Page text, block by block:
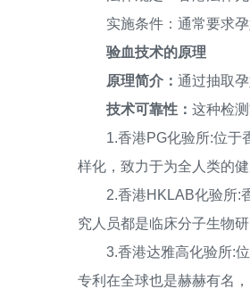
实施条件：通常要求孕
验血技术的原理
原理简介： 通过抽取
技术可靠性： 这种检
1.香港PG化验所:位于香
样化，致力于为全人类的
2.香港HKLAB化验所:香
究人员都是临床分子生物
3.香港达雅高化验所:位
专利在全球也是赫赫有名，